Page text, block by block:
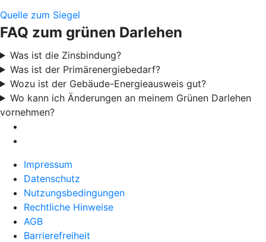
Quelle zum Siegel
FAQ zum grünen Darlehen
Was ist die Zinsbindung?
Was ist der Primärenergiebedarf?
Wozu ist der Gebäude-Energieausweis gut?
Wo kann ich Änderungen an meinem Grünen Darlehen
vornehmen?
Impressum
Datenschutz
Nutzungsbedingungen
Rechtliche Hinweise
AGB
Barrierefreiheit